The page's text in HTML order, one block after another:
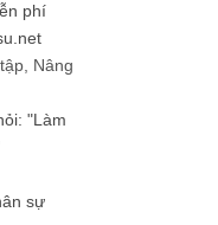
phí
Nâng
"Làm
sự